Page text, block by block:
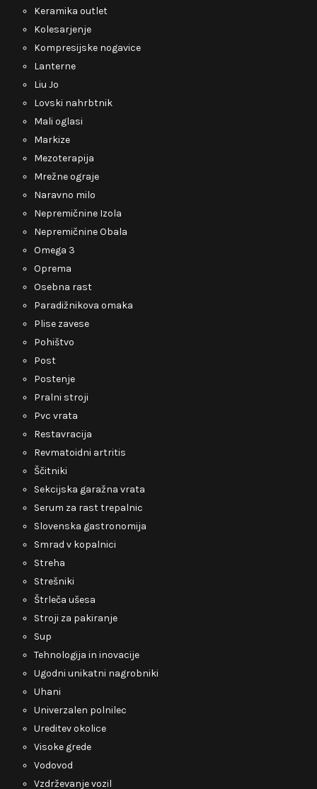
Keramika outlet
Kolesarjenje
Kompresijske nogavice
Lanterne
Liu Jo
Lovski nahrbtnik
Mali oglasi
Markize
Mezoterapija
Mrežne ograje
Naravno milo
Nepremičnine Izola
Nepremičnine Obala
Omega 3
Oprema
Osebna rast
Paradižnikova omaka
Plise zavese
Pohištvo
Post
Postenje
Pralni stroji
Pvc vrata
Restavracija
Revmatoidni artritis
Ščitniki
Sekcijska garažna vrata
Serum za rast trepalnic
Slovenska gastronomija
Smrad v kopalnici
Streha
Strešniki
Štrleča ušesa
Stroji za pakiranje
Sup
Tehnologija in inovacije
Ugodni unikatni nagrobniki
Uhani
Univerzalen polnilec
Ureditev okolice
Visoke grede
Vodovod
Vzdrževanje vozil